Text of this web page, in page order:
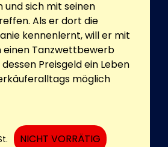
und sich mit seinen
Als er dort die
kennenlernt, will er mit
einen Tanzwettbewerb
Preisgeld ein Leben
möglich
NICHT VORRÄTIG